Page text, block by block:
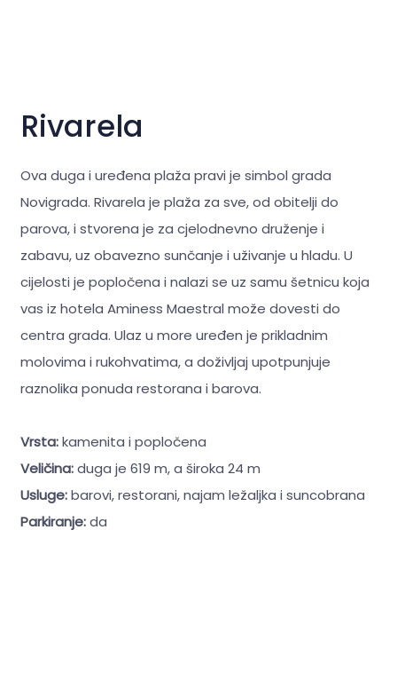
Rivarela
Ova duga i uređena plaža pravi je simbol grada
Novigrada. Rivarela je plaža za sve, od obitelji do
parova, i stvorena je za cjelodnevno druženje i
zabavu, uz obavezno sunčanje i uživanje u hladu. U
cijelosti je popločena i nalazi se uz samu šetnicu koja
vas iz hotela Aminess Maestral može dovesti do
centra grada. Ulaz u more uređen je prikladnim
molovima i rukohvatima, a doživljaj upotpunjuje
raznolika ponuda restorana i barova.
Vrsta:kamenita i popločena
Veličina:duga je 619 m, a široka 24 m
Usluge:barovi, restorani, najam ležaljka i suncobrana
Parkiranje:da